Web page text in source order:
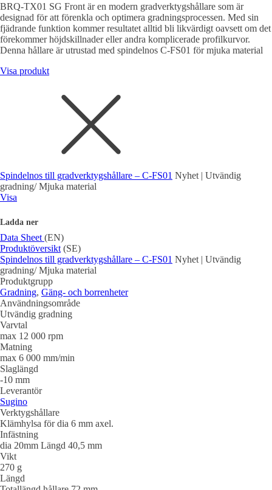
BRQ-TX01 SG Front är en modern gradverktygshållare som är
designad för att förenkla och optimera gradningsprocessen. Med sin
fjädrande funktion kommer resultatet alltid bli likvärdigt oavsett om det
förekommer höjdskillnader eller andra komplicerade profilkurvor.
Denna hållare är utrustad med spindelnos C-FS01 för mjuka material
Visa produkt
Spindelnos till gradverktygshållare – C-FS01 Nyhet | Utvändig
gradning/ Mjuka material
Visa
Ladda ner
Data Sheet (EN)
Produktöversikt (SE)
Spindelnos till gradverktygshållare – C-FS01 Nyhet | Utvändig
gradning/ Mjuka material
Produktgrupp
Gradning, Gäng- och borrenheter
Användningsområde
Utvändig gradning
Varvtal
max 12 000 rpm
Matning
max 6 000 mm/min
Slaglängd
-10 mm
Leverantör
Sugino
Verktygshållare
Klämhylsa för dia 6 mm axel.
Infästning
dia 20mm Längd 40,5 mm
Vikt
270 g
Längd